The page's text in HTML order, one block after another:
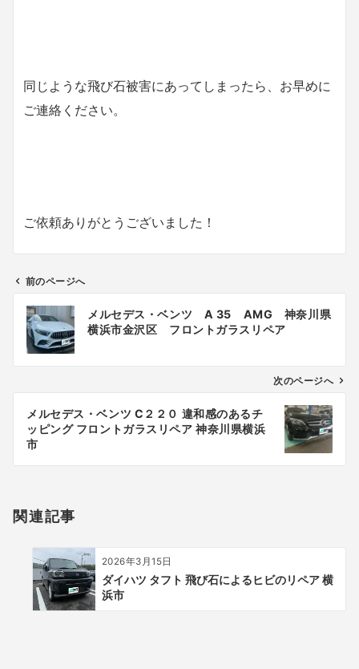
同じような飛び石被害にあってしまったら、お早めに
ご連絡ください。
ご依頼ありがとうございました！
ン
前のページへ
メルセデス・ベンツ A 35 AMG 神奈川県
横浜市金沢区 フロントガラスリペア
次のページへ
メルセデス・ベンツ C２２０ 違和感のあるチ
ッピング フロントガラスリペア 神奈川県横浜
市
関連記事
2026年3月15日
ダイハツ タフト 飛び石によるヒビのリペア 横
浜市